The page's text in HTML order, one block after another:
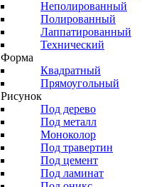
Неполированный
Полированный
Лаппатированный
Технический
Форма
Квадратный
Прямоугольный
Рисунок
Под дерево
Под металл
Моноколор
Под травертин
Под цемент
Под ламинат